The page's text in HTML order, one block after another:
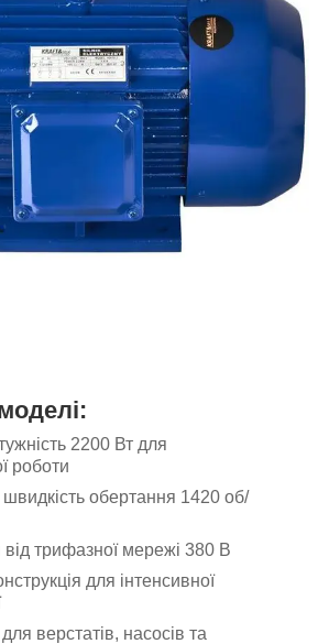
2200 Вт для
роботи
обертання 1420 об/
трифазної мережі 380 В
для інтенсивної
верстатів, насосів та